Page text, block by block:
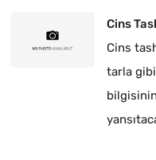
Cins
Cins
tarla